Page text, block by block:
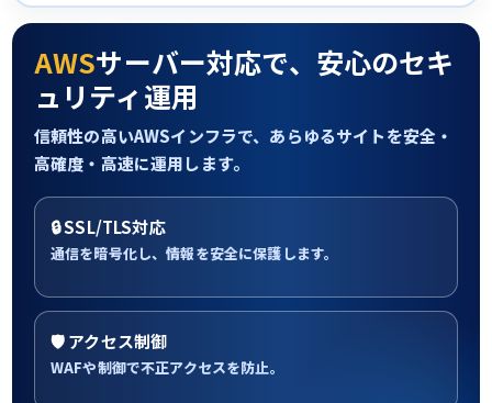
AWSサーバー対応で、安心のセキ
ュリティ運用
信頼性の高いAWSインフラで、あらゆるサイトを安全・
高確度・高速に運用します。
🔒 SSL/TLS対応
通信を暗号化し、情報を安全に保護します。
🛡 アクセス制御
WAFや制御で不正アクセスを防止。